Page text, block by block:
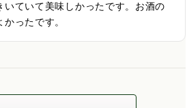
いていて美味しかったです。お酒の
ったです。